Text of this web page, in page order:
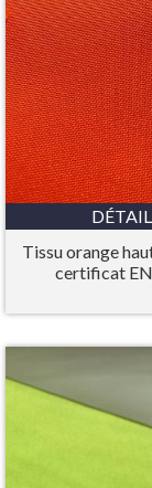
Tissu orange
certificat